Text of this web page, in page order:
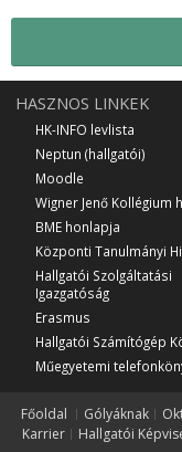
HASZNOS LINKEK
HK-INFO levlista
Neptun (hallgatói)
Moodle
Wigner Jenő Kollégium
BME honlapja
Központi Tanulmányi
Hallgatói Szolgáltatási
Igazgatóság
Erasmus
Hallgatói Számítógép
Műegyetemi
Főoldal Gólyáknak
Karrier
Hallgatói